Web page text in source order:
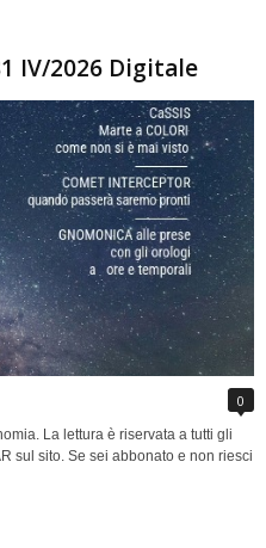
IV/2026 Digitale
0
La lettura è riservata a tutti gli
sul sito. Se sei abbonato e non riesci